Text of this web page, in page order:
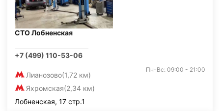
СТО Лобненская
+7 (499) 110-53-06
Лианозово(1,72 км)
Яхромская(2,34 км)
Пн-Вс: 09:00 - 21:00
Лобненская, 17 стр.1